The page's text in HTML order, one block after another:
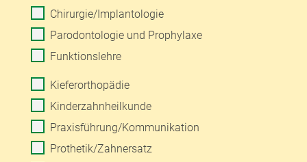
Chirurgie/Implantologie
Parodontologie und Prophylaxe
Funktionslehre
Kieferorthopädie
Kinderzahnheilkunde
Praxisführung/Kommunikation
Prothetik/Zahnersatz